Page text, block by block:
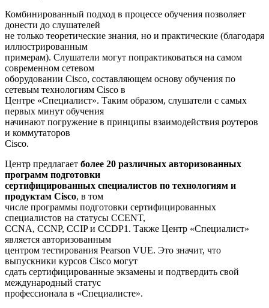
Комбинированный подход в процессе обучения позволяет
донести до слушателей
не только теоретические знания, но и практические (благодаря
иллюстрированным
примерам). Слушатели могут попрактиковаться на самом
современном сетевом
оборудовании Cisco, составляющем основу обучения по
сетевым технологиям Cisco в
Центре «Специалист». Таким образом, слушатели с самых
первых минут обучения
начинают погружение в принципы взаимодействия роутеров
и коммутаторов
Cisco.
Центр предлагает более 20 различных авторизованных
программ подготовки
сертифицированных специалистов по технологиям и
продуктам Cisco, в том
числе программы подготовки сертифицированных
специалистов на статусы CCENT,
CCNA, CCNP, CCIP и CCDP1. Также Центр «Специалист»
является авторизованным
центром тестирования Pearson VUE. Это значит, что
выпускники курсов Cisco могут
сдать сертифицированные экзамены и подтвердить свой
международный статус
профессионала в «Специалисте».